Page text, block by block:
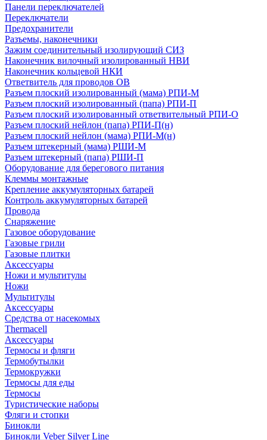
Панели переключателей
Переключатели
Предохранители
Разъемы, наконечники
Зажим соединительный изолирующий СИЗ
Наконечник вилочный изолированный НВИ
Наконечник кольцевой НКИ
Ответвитель для проводов ОВ
Разъем плоский изолированный (мама) РПИ-М
Разъем плоский изолированный (папа) РПИ-П
Разъем плоский изолированный ответвительный РПИ-О
Разъем плоский нейлон (папа) РПИ-П(н)
Разъем плоский нейлон (мама) РПИ-М(н)
Разъем штекерный (мама) РШИ-М
Разъем штекерный (папа) РШИ-П
Оборудование для берегового питания
Клеммы монтажные
Крепление аккумуляторных батарей
Контроль аккумуляторных батарей
Провода
Снаряжение
Газовое оборудование
Газовые грили
Газовые плитки
Аксессуары
Ножи и мультитулы
Ножи
Мультитулы
Аксессуары
Средства от насекомых
Thermacell
Аксессуары
Термосы и фляги
Термобутылки
Термокружки
Термосы для еды
Термосы
Туристические наборы
Фляги и стопки
Бинокли
Бинокли Veber Silver Line